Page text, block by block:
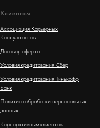
Клиентам
Ассоциация Карьерных
Консультантов
Договор оферты
Условия кредитования Сбер
Условия кредитования Тинькофф
Банк
Политика обработки персональных
данных
Корпоративным клиентам